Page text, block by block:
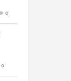
0
0